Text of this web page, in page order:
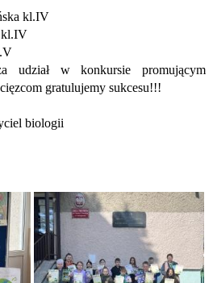
kl.IV
kl.IV
udział w konkursie promującym
gratulujemy sukcesu!!!
biologii